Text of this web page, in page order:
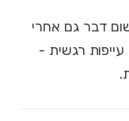
דבר גם אחרי
רגשית -